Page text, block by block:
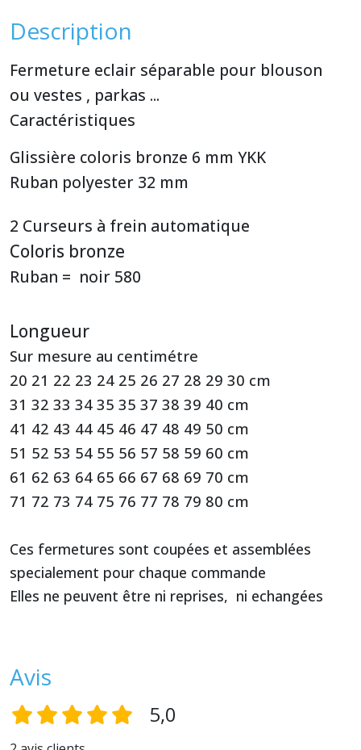
Description
Fermeture eclair séparable pour blouson
ou vestes , parkas ...
Caractéristiques
Glissière coloris bronze 6 mm YKK
Ruban polyester 32 mm
2 Curseurs à frein automatique
Coloris bronze
Ruban = noir 580
Longueur
Sur mesure au centimétre
20 21 22 23 24 25 26 27 28 29 30 cm
31 32 33 34 35 35 37 38 39 40 cm
41 42 43 44 45 46 47 48 49 50 cm
51 52 53 54 55 56 57 58 59 60 cm
61 62 63 64 65 66 67 68 69 70 cm
71 72 73 74 75 76 77 78 79 80 cm
Ces fermetures sont coupées et assemblées
specialement pour chaque commande
Elles ne peuvent être ni reprises, ni echangées
Avis
5,0